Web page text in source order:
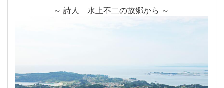
～ 詩人 水上不二の故郷から ～